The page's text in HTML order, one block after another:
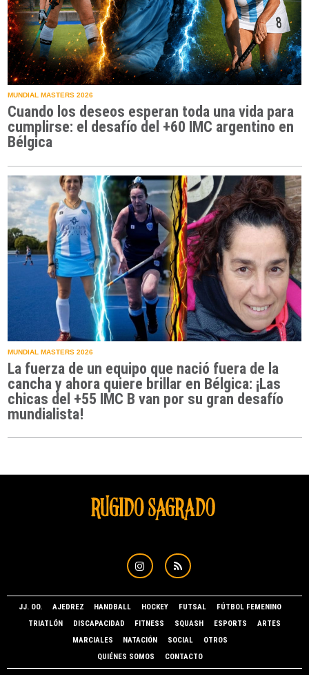
MUNDIAL MASTERS 2026
Cuando los deseos esperan toda una vida para
cumplirse: el desafío del +60 IMC argentino en
Bélgica
MUNDIAL MASTERS 2026
La fuerza de un equipo que nació fuera de la
cancha y ahora quiere brillar en Bélgica: ¡Las
chicas del +55 IMC B van por su gran desafío
mundialista!
JJ. OO. AJEDREZ HANDBALL HOCKEY FUTSAL
FÚTBOL FEMENINO
TRIATLÓN
DISCAPACIDAD FITNESS SQUASH ESPORTS
ARTES
MARCIALES
NATACIÓN SOCIAL
OTROS
QUIÉNES SOMOS
CONTACTO